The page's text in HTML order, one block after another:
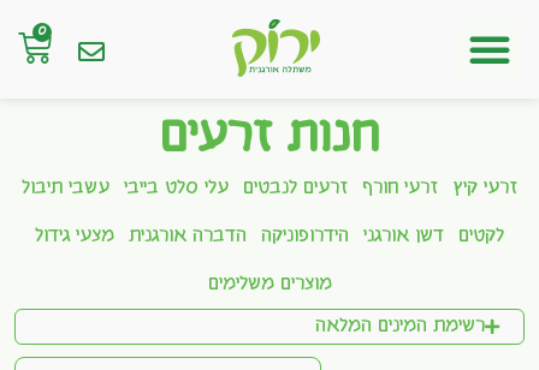
0
חנות זרעים
זרעי קיץ זרעי חורף זרעים לנבטים עלי סלט בייבי עשבי תיבול
לקטים דשן אורגני הידרופוניקה הדברה אורגנית מצעי גידול
מוצרים משלימים
רשימת המינים המלאה